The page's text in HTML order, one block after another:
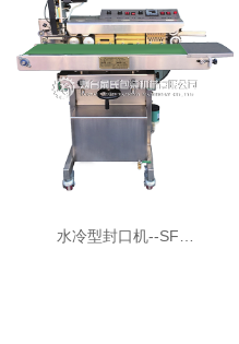
水冷型封口机--SF…